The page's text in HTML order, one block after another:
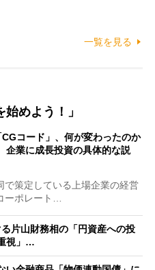
一覧を見る
めよう！」
コード」、何が変わったのか
業に成長投資の具体的な説
策定している上場企業の経営
ーポレート…
片山財務相の「円資産への投
視」…